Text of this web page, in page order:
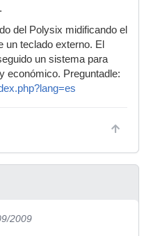
del Polysix midificando el
un teclado externo. El
un sistema para
económico. Preguntadle:
2009